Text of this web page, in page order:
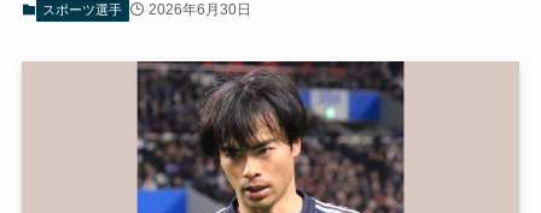
スポーツ選手 2026年6月30日